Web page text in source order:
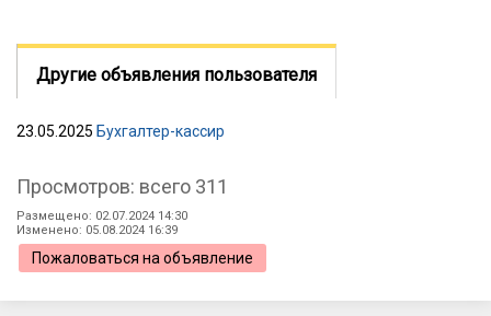
Другие объявления пользователя
23.05.2025 Бухгалтер-кассир
Просмотров: всего 311
Размещено: 02.07.2024 14:30
Изменено: 05.08.2024 16:39
Пожаловаться на объявление